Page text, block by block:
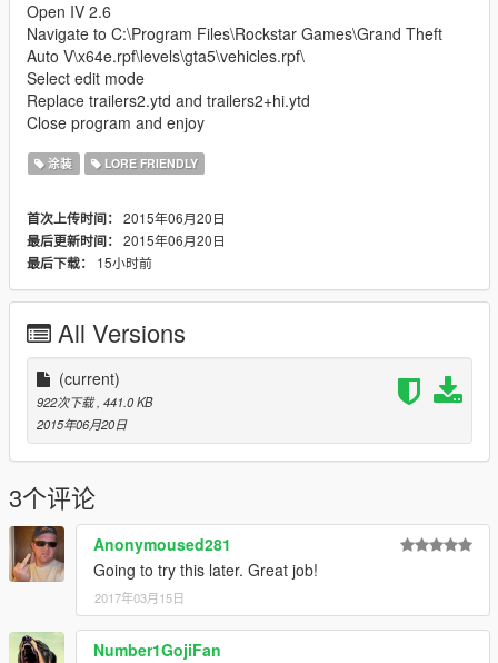
Open IV 2.6
Navigate to C:\Program Files\Rockstar Games\Grand Theft
Auto V\x64e.rpf\levels\gta5\vehicles.rpf\
Select edit mode
Replace trailers2.ytd and trailers2+hi.ytd
Close program and enjoy
涂装 LORE FRIENDLY
首次上传时间： 2015年06月20日
最后更新时间： 2015年06月20日
最后下载：
15小时前
All Versions
(current)
922次下载, 441.0 KB
2015年06月20日
3个评论
Anonymoused281
Going to try this later. Great job!
2017年03月15日
Number1GojiFan